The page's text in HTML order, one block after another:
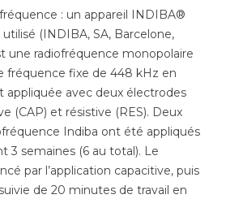
: un appareil INDIBA®
(INDIBA, SA, Barcelone,
une radiofréquence monopolaire
fréquence fixe de 448 kHz en
avec deux électrodes
(CAP) et résistive (RES). Deux
Indiba ont été appliqués
3 semaines (6 au total). Le
par l’application capacitive, puis
de 20 minutes de travail en